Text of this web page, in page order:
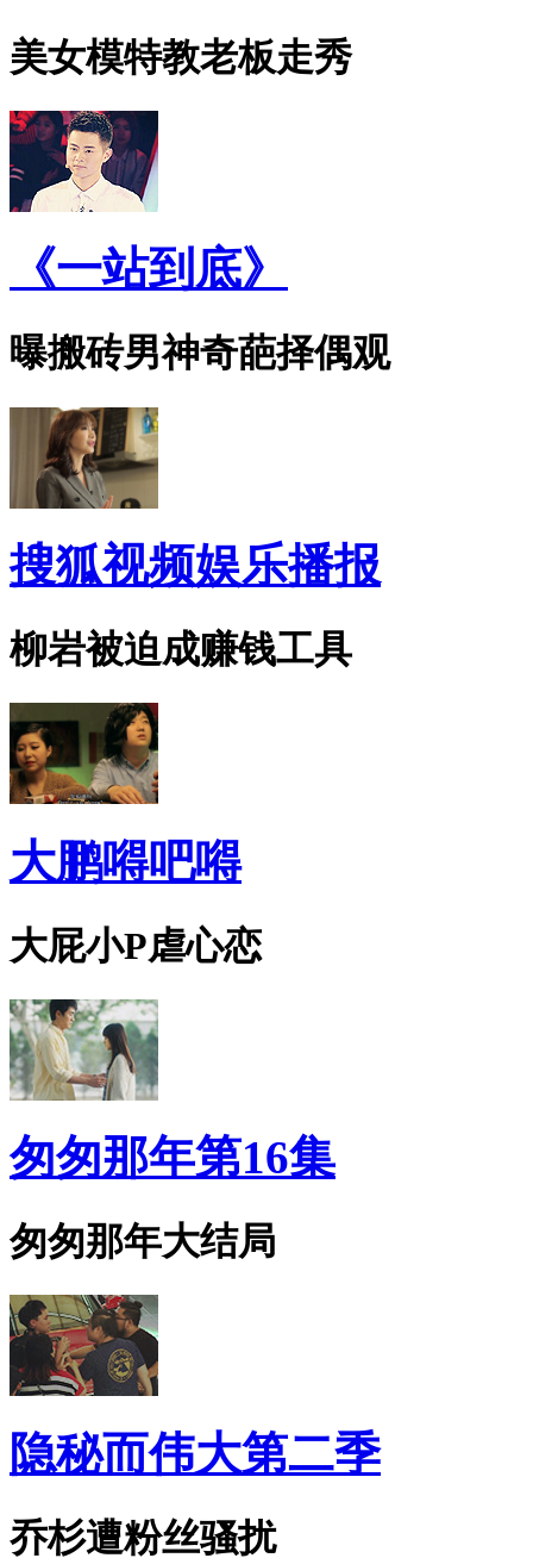
美女模特教老板走秀
《一站到底》
曝搬砖男神奇葩择偶观
搜狐视频娱乐播报
柳岩被迫成赚钱工具
大鹏嘚吧嘚
大屁小P虐心恋
匆匆那年第16集
匆匆那年大结局
隐秘而伟大第二季
乔杉遭粉丝骚扰